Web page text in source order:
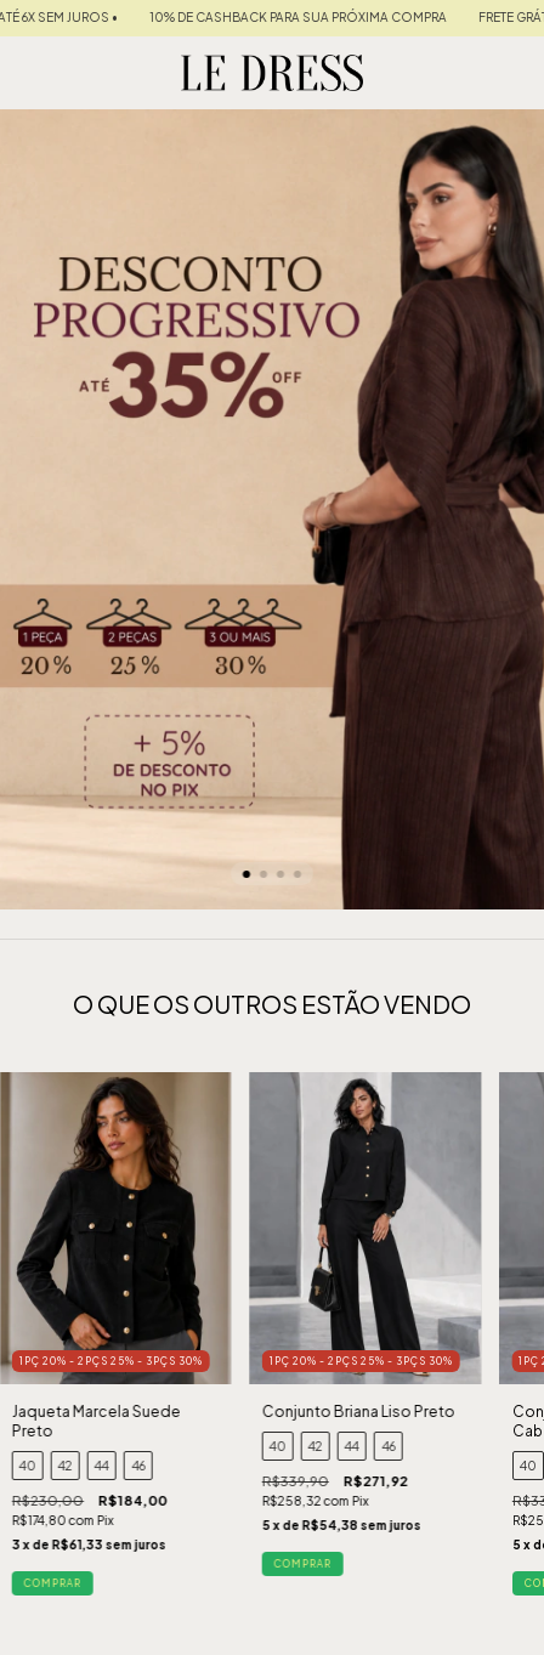
• 10% DE CASHBACK PARA SUA PRÓXIMA COMPRA FRETE GRÁTIS NAS
O QUE OS OUTROS ESTÃO VENDO
1PÇ 20% - 2PÇS 25% - 3PÇS 30%
Jaqueta Marcela Suede
Preto
40 42 44 46
R$230,00 R$184,00
R$174,80com Pix
3 x de R$61,33 sem juros
COMPRAR
1PÇ 20% - 2PÇS 25% - 3PÇS 30%
Conjunto Briana Liso Preto
40 42 44 46
R$339,90 R$271,92
R$258,32com Pix
5 x de R$54,38 sem juros
COMPRAR
1PÇ
40
5 x